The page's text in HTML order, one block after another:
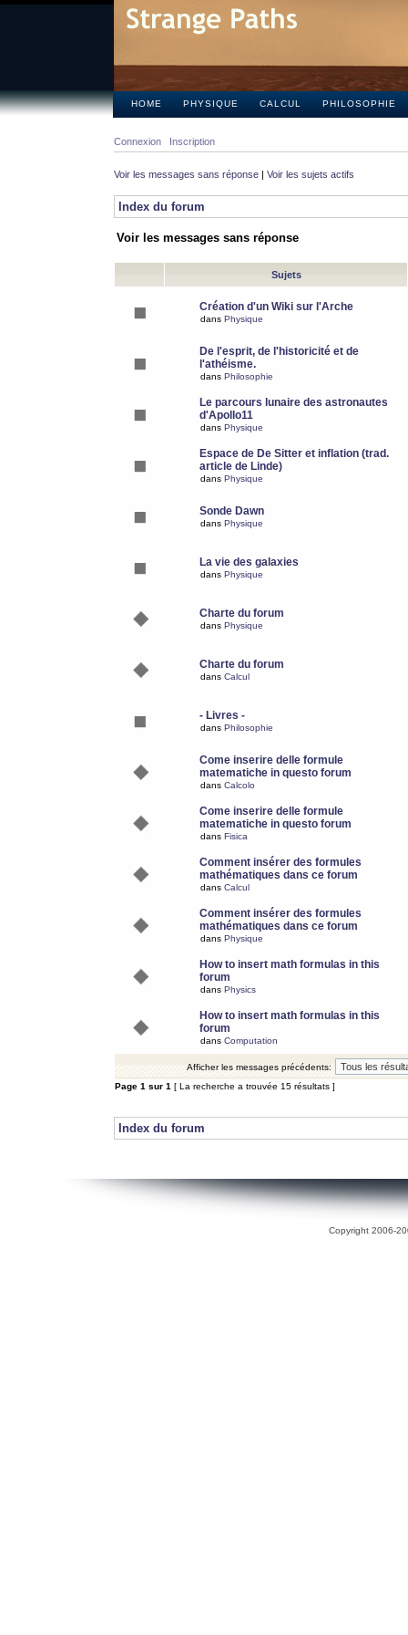
HOME PHYSIQUE CALCUL PHILOSOPHIE
Connexion Inscription
Voir les messages sans réponse | Voir les sujets actifs
Index du forum
Voir les messages sans réponse
Sujets
Création d'un Wiki sur l'Arche
dans Physique
De l'esprit, de l'historicité et de
l'athéisme.
dans Philosophie
Le parcours lunaire des astronautes
d'Apollo11
dans Physique
Espace de De Sitter et inflation (trad.
article de Linde)
dans Physique
Sonde Dawn
dans Physique
La vie des galaxies
dans Physique
Charte du forum
dans Physique
Charte du forum
dans Calcul
- Livres -
dans Philosophie
Come inserire delle formule
matematiche in questo forum
dans Calcolo
Come inserire delle formule
matematiche in questo forum
dans Fisica
Comment insérer des formules
mathématiques dans ce forum
dans Calcul
Comment insérer des formules
mathématiques dans ce forum
dans Physique
How to insert math formulas in this
forum
dans Physics
How to insert math formulas in this
forum
dans Computation
Afficher les messages précédents:
Page 1 sur 1 [ La recherche a trouvée 15 résultats ]
Index du forum
Copyright 2006-